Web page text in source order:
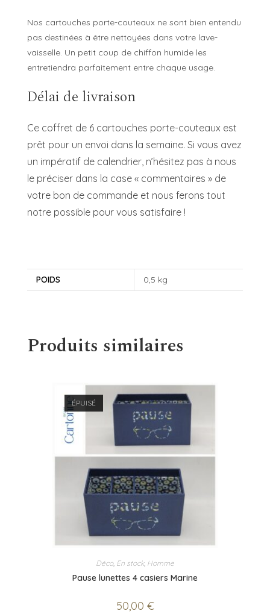
Nos cartouches porte-couteaux ne sont bien entendu
pas destinées à être nettoyées dans votre lave-
vaisselle. Un petit coup de chiffon humide les
entretiendra parfaitement entre chaque usage.
Délai de livraison
Ce coffret de 6 cartouches porte-couteaux est
prêt pour un envoi dans la semaine. Si vous avez
un impératif de calendrier, n’hésitez pas à nous
le préciser dans la case « commentaires » de
votre bon de commande et nous ferons tout
notre possible pour vous satisfaire !
POIDS 0,5 kg
Produits similaires
ÉPUISÉ
Déco, En stock, Homme
Pause lunettes 4 casiers Marine
50,00 €